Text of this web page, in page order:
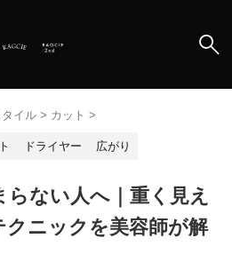
イル > カット >
ドライヤー 広がり
らない人へ｜重く見え
クニックを美容師が解